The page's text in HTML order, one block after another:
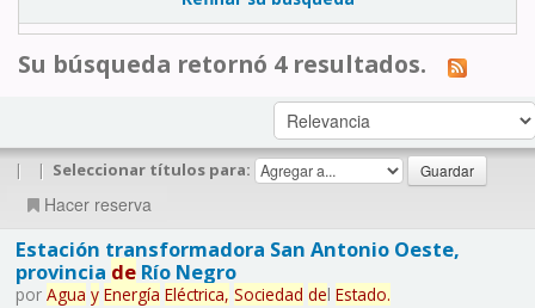
Su búsqueda retornó 4 resultados.
| | Seleccionar títulos para:
Hacer reserva
Estación transformadora San Antonio Oeste,
provincia deRío Negro
por Agua y Energía Eléctrica, Sociedad del Estado.